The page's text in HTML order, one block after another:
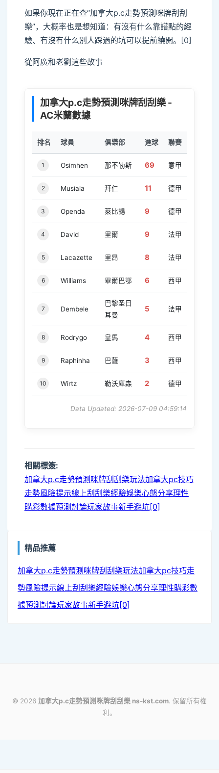
如果你現在正在查“加拿大p.c走勢預測咪牌刮刮
樂”，大概率也是想知道：有沒有什么靠譜點的經
驗、有沒有什么別人踩過的坑可以提前繞開。[0]
從阿廣和老劉這些故事
加拿大p.c走勢預測咪牌刮刮樂 -
AC米蘭數據
排名 球員 俱樂部 進球 聯賽
1 Osimhen 那不勒斯 69 意甲
2 Musiala 拜仁 11 德甲
3 Openda 萊比錫 9 德甲
4 David 里爾 9 法甲
5 Lacazette 里昂 8 法甲
6 Williams 畢爾巴鄂 6 西甲
7 Dembele
巴黎圣日
耳曼
5 法甲
8 Rodrygo 皇馬 4 西甲
9 Raphinha 巴薩 3 西甲
10 Wirtz 勒沃庫森 2 德甲
Data Updated: 2026-07-09 04:59:14
相關標簽:
加拿大p.c走勢預測 咪牌刮刮樂玩法加拿大pc技巧
走勢風險提示線上刮刮樂經驗娛樂心態分享理性
購彩數據預測討論玩家故事新手避坑[0]
精品推薦
加拿大p.c走勢預測 咪牌刮刮樂玩法加拿大pc技巧走
勢風險提示線上刮刮樂經驗娛樂心態分享理性購彩數
據預測討論玩家故事新手避坑[0]
© 2026 加拿大p.c走勢預測咪牌刮刮樂 ns-kst.com. 保留所有權
利。